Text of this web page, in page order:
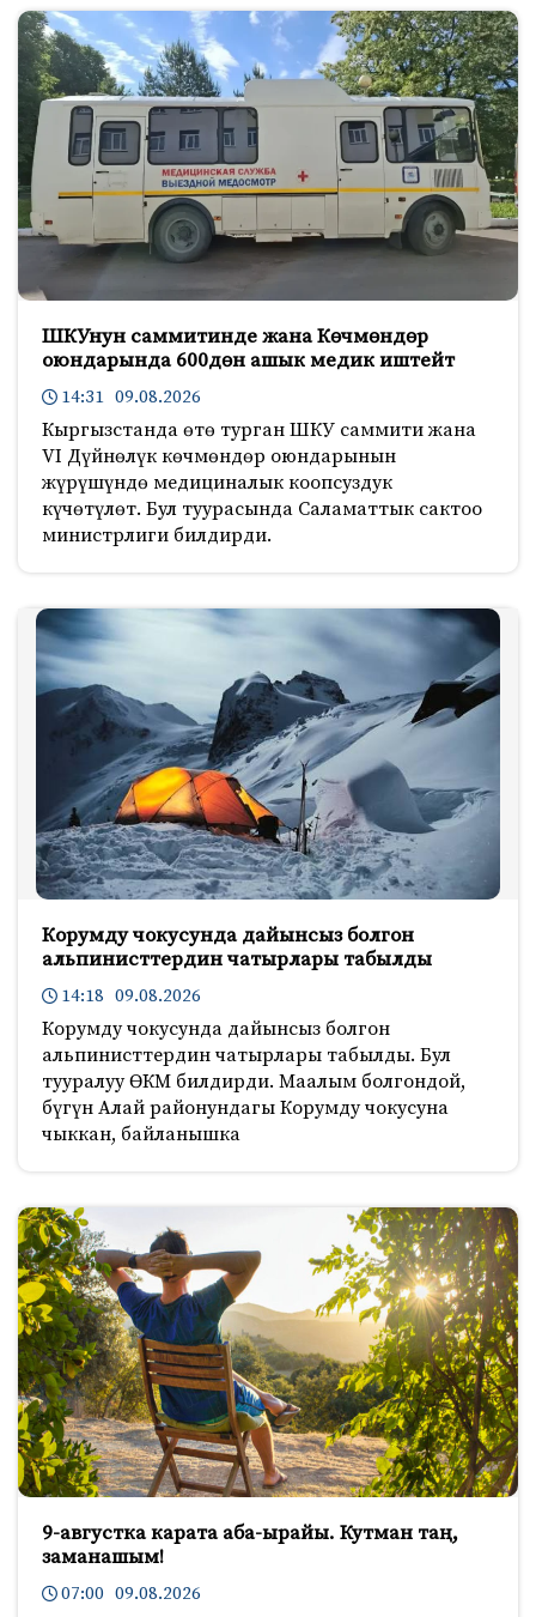
ШКУнун саммитинде жана Көчмөндөр
оюндарында 600дөн ашык медик иштейт
14:31 09.08.2026
Кыргызстанда өтө турган ШКУ саммити жана
VI Дүйнөлүк көчмөндөр оюндарынын
жүрүшүндө медициналык коопсуздук
күчөтүлөт. Бул туурасында Саламаттык сактоо
министрлиги билдирди.
Корумду чокусунда дайынсыз болгон
альпинисттердин чатырлары табылды
14:18 09.08.2026
Корумду чокусунда дайынсыз болгон
альпинисттердин чатырлары табылды. Бул
тууралуу ӨКМ билдирди. Маалым болгондой,
бүгүн Алай районундагы Корумду чокусуна
чыккан, байланышка
9-августка карата аба-ырайы. Кутман таң,
заманашым!
07:00 09.08.2026